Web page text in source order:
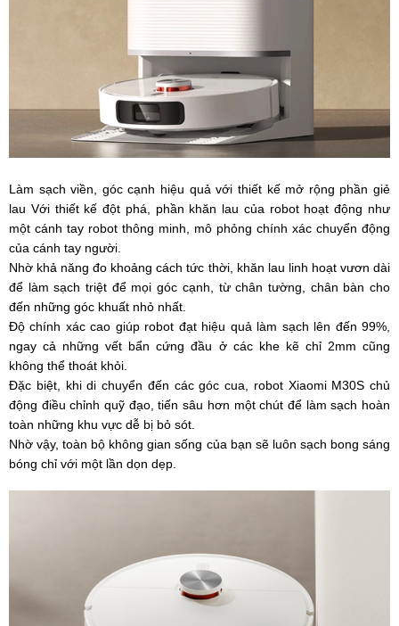
Làm sạch viền, góc cạnh hiệu quả với thiết kế mở rộng phần giẻ
lau Với thiết kế đột phá, phần khăn lau của robot hoạt động như
một cánh tay robot thông minh, mô phỏng chính xác chuyển động
của cánh tay người.
Nhờ khả năng đo khoảng cách tức thời, khăn lau linh hoạt vươn dài
để làm sạch triệt để mọi góc cạnh, từ chân tường, chân bàn cho
đến những góc khuất nhỏ nhất.
Độ chính xác cao giúp robot đạt hiệu quả làm sạch lên đến 99%,
ngay cả những vết bẩn cứng đầu ở các khe kẽ chỉ 2mm cũng
không thể thoát khỏi.
Đặc biệt, khi di chuyển đến các góc cua, robot Xiaomi M30S chủ
động điều chỉnh quỹ đạo, tiến sâu hơn một chút để làm sạch hoàn
toàn những khu vực dễ bị bỏ sót.
Nhờ vậy, toàn bộ không gian sống của bạn sẽ luôn sạch bong sáng
bóng chỉ với một lần dọn dẹp.